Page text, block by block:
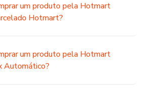
um produto pela Hotmart
Hotmart?
um produto pela Hotmart
Automático?